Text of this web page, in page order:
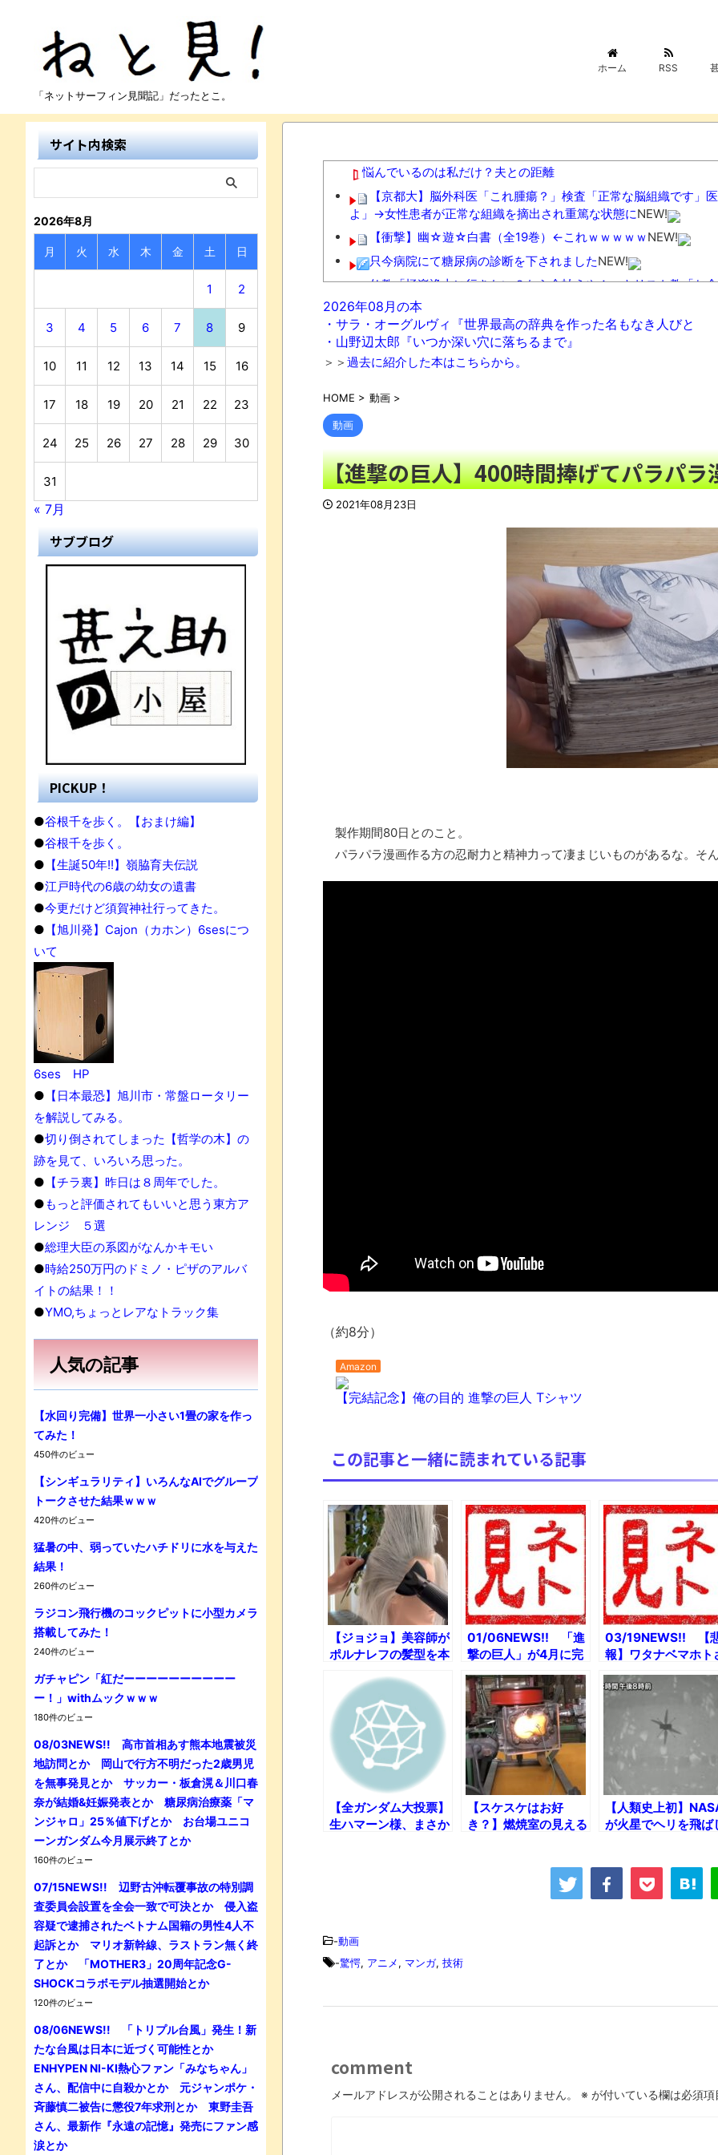
「ネットサーフィン見聞記」だったとこ。
ホーム RSS
悩んでいるのは私だけ？夫との距離
【京都大】脳外科医「これ腫瘍？」検査「正常な脳組織です
よ」→女性患者が正常な組織を摘出され重篤な状態にNEW!
【衝撃】幽☆遊☆白書（全19巻）←これｗｗｗｗｗNEW!
只今病院にて糖尿病の診断を下されましたNEW!
仏教「極楽浄土に行きたい？なら金払えや！」キリスト教「お
【画像】温泉の中でこれやる奴ｗｗｗｗｗｗｗｗｗ
【恐怖】中国、三峡ダムが全開放流。長江流域で深刻な洪水被害
【超貴重】ブルース・リーによるジークンドーの組手！
特に影響ないっすよｗ」
ある」NEW!
【悲報】ラッパーさん、札束披露するもネット民から新社会人
人生終わってる派遣社員だけどこれからどう生きていくべきかな
【動画】これはお見事。中国重慶市で珍しい事故が撮影される。
まっぷたつに…日本レトロゲーム協会がゲームソフトCDの劣
別にどこの誰が一日何時間睡眠だろうがどうでもいいじゃない
【悲報】太鼓の達人、お馴染みのフォントの使用料が年間6万
「ぞわっとした…」カルディで売っているコーヒーのパッケージ
「天才か」いや変態です、宝鐘マリンのルアーを作ってタコ
ろい件ほか、8月08日の新着CGまとめ
8月26日にリメイク完結編「FF7リベレーション」の新映像が
レトロパソコンの雑誌掲載プログラムリストを打ち込んだゲー
【読書感想】山野辺太郎『いつか深い穴に落ちるまで』
映画ちいかわ観に行ったので感想を書きます(若干ネタバレあり
マケイン9巻＆アニメ公式ガイド感想
時代の流れ
【中国】パトカーの前で好演技www当たり屋やお煽り運転など
「ム、ムリです・・・」メガネ美人ナースに入院中のオレのオナ
ナチスドイツは何故バルバロッサ作戦とかいう無茶に踏み切って
【極画像】名古屋の地下鉄wwwwwwwwwwww
見ていると！悲しくなってしまう猫の画像の数々！！
Powered by livedoor 相互RSS
2026年08月の本
・サラ・オーグルヴィ『世界最高の辞典を作った名もなき人びと
・山野辺太郎『いつか深い穴に落ちるまで』
＞＞ 過去に紹介した本はこちらから。
HOME > 動画 >
動画
【進撃の巨人】400時間捧げてパラパラ
2021年08月23日
製作期間80日とのこと。
パラパラ漫画作る方の忍耐力と精神力って凄まじいものがあるな。そ
（約8分）
Amazon
【完結記念】俺の目的 進撃の巨人 Tシャツ
この記事と一緒に読まれている記事
【ジョジョ】美容師が
ポルナレフの髪型を本
01/06NEWS!! 「進
撃の巨人」が4月に完
結とか 【悲報】健康
だったポルトガル看護
師、ファイザーワクチ
ン接種後2日後に急死
とか ウニ、思ったよ
り意思あるとか
03/19NEWS!! 【
報】ワタナベマホト
ん証拠隠滅を図って
たとか 今季のプロ野
球は九回で打ち切りへ
とか チリで英雄の銅
像を『進撃の巨人』リ
ヴァイ像に換える署名
運動とか
【全ガンダム大投票】
生ハマーン様、まさか
【スケスケはお好
き？】燃焼室の見える
【人類史上初】
が火星でヘリを飛ば
-動画
-驚愕, アニメ, マンガ, 技術
comment
メールアドレスが公開されることはありません。 ※ が付いている欄は必須項
サイト内検索
2026年8月
月 火 水 木 金 土 日
1 2
3 4 5 6 7 8 9
10 11 12 13 14 15 16
17 18 19 20 21 22 23
24 25 26 27 28 29 30
31
« 7月
サブブログ
PICKUP！
●谷根千を歩く。【おまけ編】
●谷根千を歩く。
● 【生誕50年!!】嶺脇育夫伝説
●江戸時代の6歳の幼女の遺書
●今更だけど須賀神社行ってきた。
● 【旭川発】Cajon（カホン）6sesにつ
いて
6ses HP
● 【日本最恐】旭川市・常盤ロータリー
を解説してみる。
●切り倒されてしまった【哲学の木】の
跡を見て、いろいろ思った。
● 【チラ裏】昨日は８周年でした。
●もっと評価されてもいいと思う東方ア
レンジ ５選
●総理大臣の系図がなんかキモい
●時給250万円のドミノ・ピザのアルバ
イトの結果！！
●YMO,ちょっとレアなトラック集
人気の記事
【水回り完備】世界一小さい1畳の家を作っ
てみた！
450件のビュー
【シンギュラリティ】いろんなAIでグループ
トークさせた結果ｗｗｗ
420件のビュー
猛暑の中、弱っていたハチドリに水を与えた
結果！
260件のビュー
ラジコン飛行機のコックピットに小型カメラ
搭載してみた！
240件のビュー
ガチャピン「紅だーーーーーーーーーー
ー！」withムックｗｗｗ
180件のビュー
08/03NEWS!! 高市首相あす熊本地震被災
地訪問とか 岡山で行方不明だった2歳男児
を無事発見とか サッカー・板倉滉＆川口春
奈が結婚&妊娠発表とか 糖尿病治療薬「マ
ンジャロ」25％値下げとか お台場ユニコ
ーンガンダム今月展示終了とか
160件のビュー
07/15NEWS!! 辺野古沖転覆事故の特別調
査委員会設置を全会一致で可決とか 侵入盗
容疑で逮捕されたベトナム国籍の男性4人不
起訴とか マリオ新幹線、ラストラン無く終
了とか 「MOTHER3」20周年記念G-
SHOCKコラボモデル抽選開始とか
120件のビュー
08/06NEWS!! 「トリプル台風」発生！新
たな台風は日本に近づく可能性とか
ENHYPEN NI-KI熱心ファン「みなちゃん」
さん、配信中に自殺かとか 元ジャンポケ・
斉藤慎二被告に懲役7年求刑とか 東野圭吾
さん、最新作『永遠の記憶』発売にファン感
涙とか